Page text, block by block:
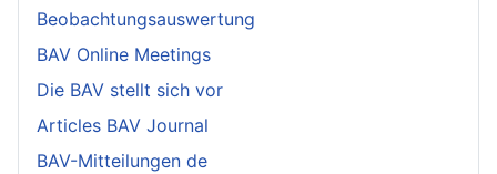
Beobachtungsauswertung
BAV Online Meetings
Die BAV stellt sich vor
Articles BAV Journal
BAV-Mitteilungen de